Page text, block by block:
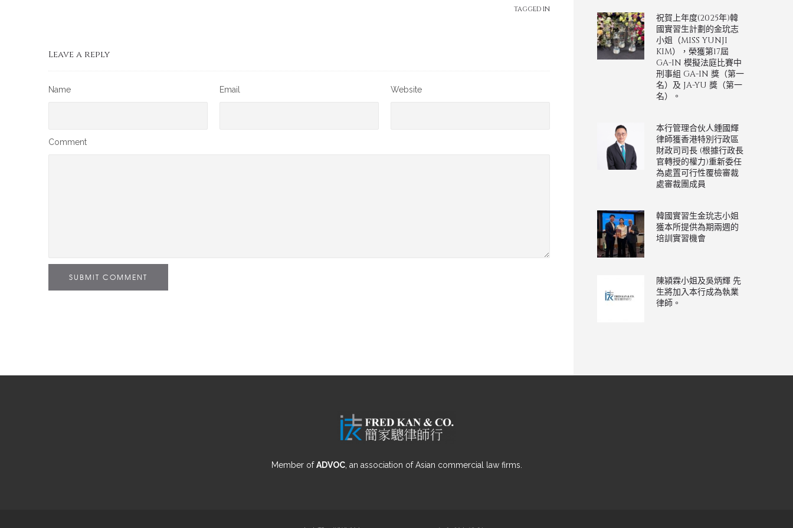
TAGGED IN
Leave a reply
Name Email Website
Comment
SUBMIT COMMENT
祝賀上年度(2025年)韓
國實習生計劃的金玧志
小姐（MISS YUNJI
KIM），榮獲第17屆
GA-IN 模擬法庭比賽中
刑事組 GA-IN 獎（第一
名）及 JA-YU 獎（第一
名）。
本行管理合伙人鍾國輝
律師獲香港特別行政區
財政司司長 (根據行政長
官轉授的權力)重新委任
為處置可行性覆檢審裁
處審裁團成員
韓國實習生金玧志小姐
獲本所提供為期兩週的
培訓實習機會
陳潁霖小姐及吳炳輝 先
生將加入本行成為執業
律師。
Member ofADVOC, an association of Asian commercial law firms.